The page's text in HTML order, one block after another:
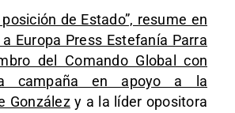
de Estado”, resume en
Europa Press Estefanía Parra
del Comando Global con
campaña en apoyo a la
Gonzálezy a la líder opositora